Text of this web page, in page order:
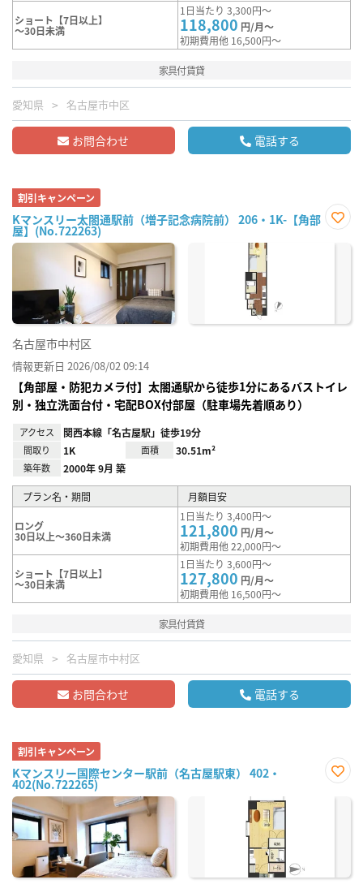
ショート【7日以上】
～30日未満
1日当たり 3,300円～
118,800 円/月～
初期費用他 16,500円～
家具付賃貸
愛知県 名古屋市中区
お問合わせ 電話する
割引キャンペーン
Kマンスリー太閤通駅前（増子記念病院前） 206・1K-【角部
屋】(No.722263)
に入
名古屋市中村区
情報更新日 2026/08/02 09:14
【角部屋・防犯カメラ付】太閤通駅から徒歩1分にあるバストイレ
別・独立洗面台付・宅配BOX付部屋（駐車場先着順あり）
アクセス 関西本線「名古屋駅」徒歩19分
間取り 1K 面積 30.51m²
築年数 2000年 9月 築
プラン名・期間 月額目安
ロング
30日以上～360日未満
1日当たり 3,400円～
121,800 円/月～
初期費用他 22,000円～
ショート【7日以上】
～30日未満
1日当たり 3,600円～
127,800 円/月～
初期費用他 16,500円～
家具付賃貸
愛知県 名古屋市中村区
お問合わせ 電話する
割引キャンペーン
Kマンスリー国際センター駅前（名古屋駅東） 402・
402(No.722265)
に入